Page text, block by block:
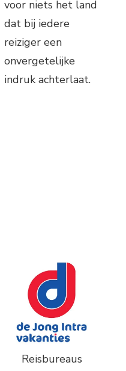
voor niets het land
dat bij iedere
reiziger een
onvergetelijke
indruk achterlaat.
Reisbureaus